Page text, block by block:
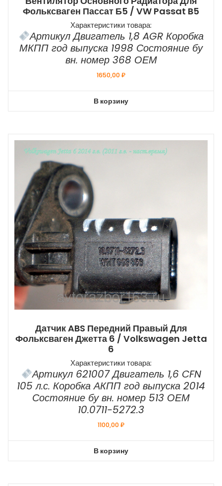
Фольксваген Пассат Б5 / VW Passat B5
Характеристики товара:
Артикул Двигатель 1,8 AGR Коробка
МКПП год выпуска 1998 Состояние бу
вн. номер 368 ОЕМ
1650,00₽
В корзину
Датчик ABS Передний Правый Для
Фольксваген Джетта 6 / Volkswagen Jetta
6
Характеристики товара:
Артикул 621007 Двигатель 1,6 CFN
105 л.с. Коробка АКПП год выпуска 2014
Состояние бу вн. номер 513 ОЕМ
10.0711-5272.3
1100,00₽
В корзину